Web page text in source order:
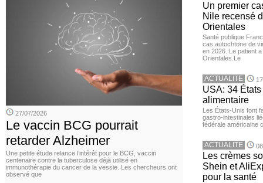
27/07/2026
Le vaccin BCG pourrait
retarder Alzheimer
Une petite étude relance l’intérêt pour le BCG, vaccin
centenaire contre la tuberculose déjà utilisé en
immunothérapie du cancer de la vessie. Les chercheurs ont
observé que
Un premier
Nile recensé
Orientales
Santé publique
cas autochtone de
en 2026. Le patient
Orientales.Le
ACTUALITE
USA: 34
alimentaire
Les États-Unis font
gastro-intestinales
fédérale américaine
ACTUALITE
Les crèmes
Shein et
pour la santé